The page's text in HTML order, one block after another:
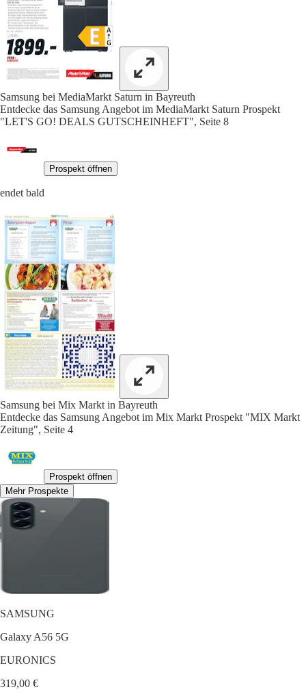
Samsung bei MediaMarkt Saturn in Bayreuth
Entdecke das Samsung Angebot im MediaMarkt Saturn Prospekt
"LET'S GO! DEALS GUTSCHEINHEFT", Seite 8
Prospekt öffnen
endet bald
Samsung bei Mix Markt in Bayreuth
Entdecke das Samsung Angebot im Mix Markt Prospekt "MIX Markt
Zeitung", Seite 4
Prospekt öffnen
Mehr Prospekte
SAMSUNG
Galaxy A56 5G
EURONICS
319,00 €